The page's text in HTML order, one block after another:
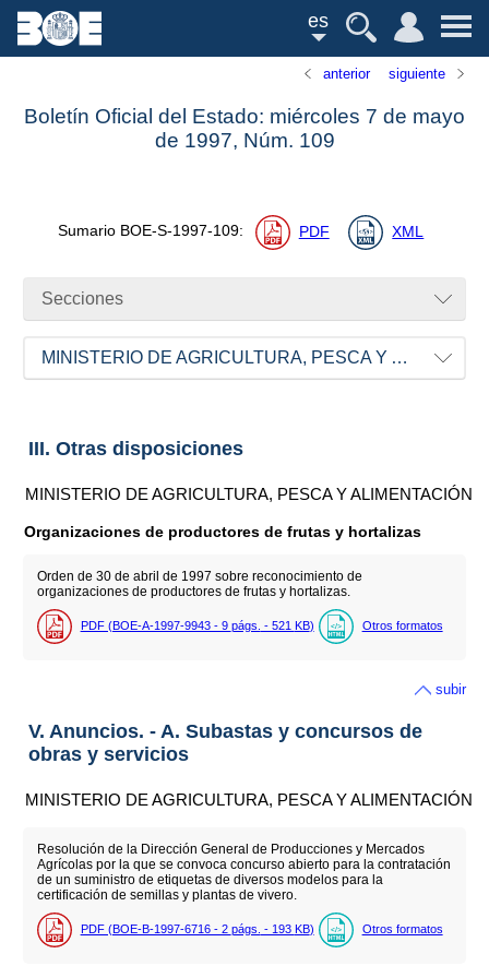
es
anterior siguiente
Boletín Oficial del Estado: miércoles 7 de mayo
de 1997, Núm. 109
Sumario BOE-S-1997-109: PDF XML
Secciones
MINISTERIO DE AGRICULTURA, PESCA Y ALIMENTACIÓN
III. Otras disposiciones
MINISTERIO DE AGRICULTURA, PESCA Y ALIMENTACIÓN
Organizaciones de productores de frutas y hortalizas
Orden de 30 de abril de 1997 sobre reconocimiento de
organizaciones de productores de frutas y hortalizas.
PDF (BOE-A-1997-9943 - 9 págs. - 521 KB) Otros formatos
subir
V. Anuncios. - A. Subastas y concursos de
obras y servicios
MINISTERIO DE AGRICULTURA, PESCA Y ALIMENTACIÓN
Resolución de la Dirección General de Producciones y Mercados
Agrícolas por la que se convoca concurso abierto para la contratación
de un suministro de etiquetas de diversos modelos para la
certificación de semillas y plantas de vivero.
PDF (BOE-B-1997-6716 - 2 págs. - 193 KB) Otros formatos